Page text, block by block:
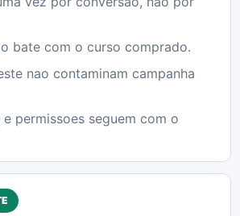
bate com o curso comprado.
nao contaminam campanha
permissoes seguem com o